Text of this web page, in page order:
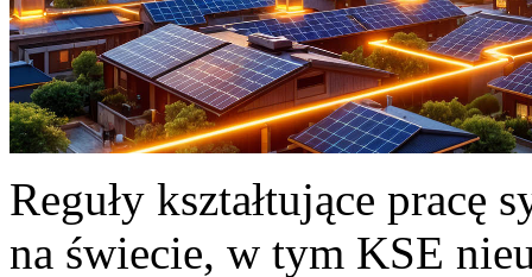
Reguły kształtujące pracę
na świecie, w tym KSE